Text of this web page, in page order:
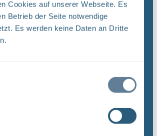
Cookies auf unserer Webseite. Es
Betrieb der Seite notwendige
Es werden keine Daten an Dritte
und Entwicklungsstrategie der
ENTWICKLUNG F&E-Strategie
...
| Dokumentenstand vom: